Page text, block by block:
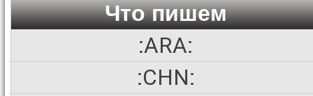
Что пишем
:ARA:
:CHN: